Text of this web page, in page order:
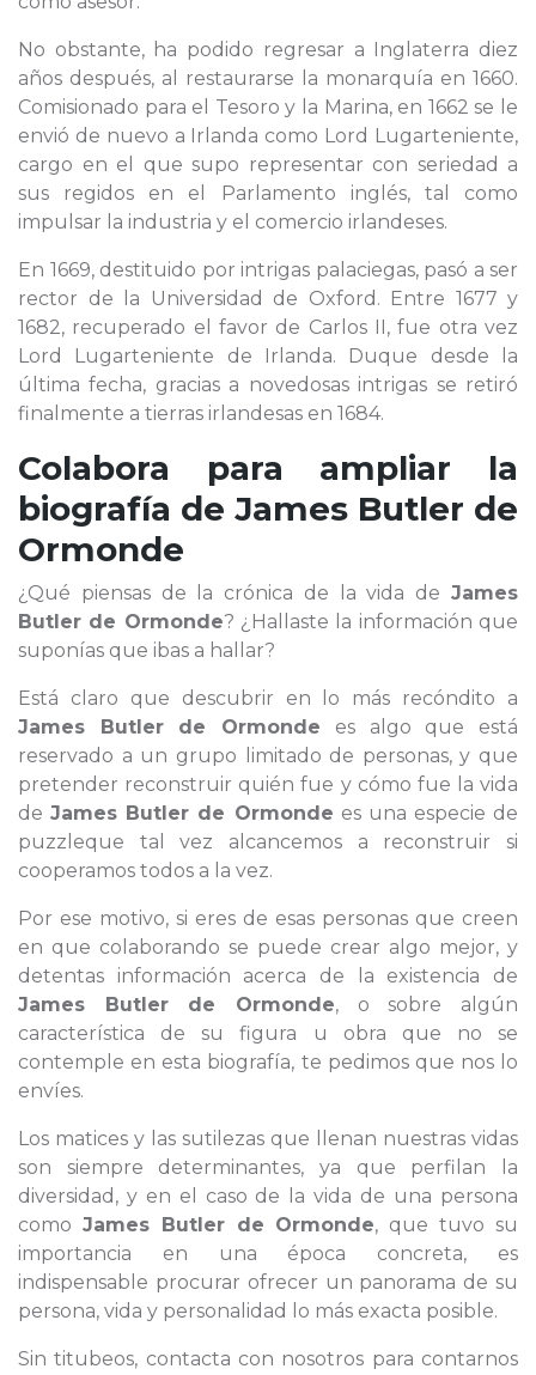
No obstante, ha podido regresar a Inglaterra diez
años después, al restaurarse la monarquía en 1660.
Comisionado para el Tesoro y la Marina, en 1662 se le
envió de nuevo a Irlanda como Lord Lugarteniente,
cargo en el que supo representar con seriedad a
sus regidos en el Parlamento inglés, tal como
impulsar la industria y el comercio irlandeses.
En 1669, destituido por intrigas palaciegas, pasó a ser
rector de la Universidad de Oxford. Entre 1677 y
1682, recuperado el favor de Carlos II, fue otra vez
Lord Lugarteniente de Irlanda. Duque desde la
última fecha, gracias a novedosas intrigas se retiró
finalmente a tierras irlandesas en 1684.
Colabora para ampliar la
biografía de James Butler de
Ormonde
¿Qué piensas de la crónica de la vida de James
Butler de Ormonde? ¿Hallaste la información que
suponías que ibas a hallar?
Está claro que descubrir en lo más recóndito a
James Butler de Ormonde es algo que está
reservado a un grupo limitado de personas, y que
pretender reconstruir quién fue y cómo fue la vida
deJames Butler de Ormonde es una especie de
puzzleque tal vez alcancemos a reconstruir si
cooperamos todos a la vez.
Por ese motivo, si eres de esas personas que creen
en que colaborando se puede crear algo mejor, y
detentas información acerca de la existencia de
James Butler de Ormonde, o sobre algún
característica de su figura u obra que no se
contemple en esta biografía, te pedimos que nos lo
envíes.
Los matices y las sutilezas que llenan nuestras vidas
son siempre determinantes, ya que perfilan la
diversidad, y en el caso de la vida de una persona
como James Butler de Ormonde, que tuvo su
importancia en una época concreta, es
indispensable procurar ofrecer un panorama de su
persona, vida y personalidad lo más exacta posible.
Sin titubeos, contacta con nosotros para contarnos